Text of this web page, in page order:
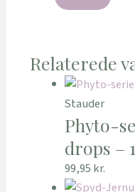
Relaterede
Stauder
Phyto-
drops –
99,95 kr.